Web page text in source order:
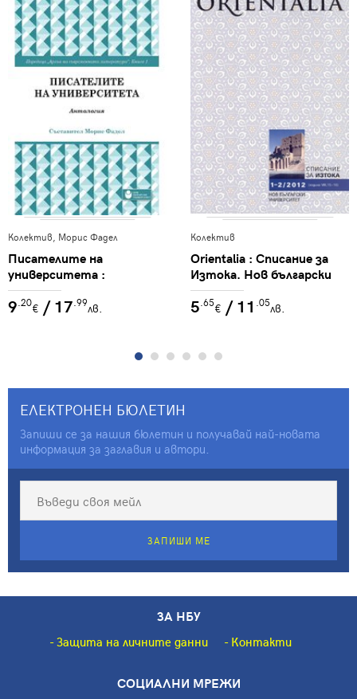
Колектив, Морис Фадел
Писателите на
университета :
Антология : Поредица
Архив на съвременната
литература : Книга 1
9.20€ / 17.99лв.
Колектив
Orientalia : Списание за
Изтока. Нов български
университет,
Департамент
"Средиземноморски и
Том 8, 2012, 1/2
5.65€ / 11 .05лв.
ЕЛЕКТРОНЕН БЮЛЕТИН
Запиши се за нашия бюлетин и получавай най-новата
информация за заглавия и автори.
ЗАПИШИ МЕ
ЗА НБУ
Защита на личните данни Контакти
СОЦИАЛНИ МРЕЖИ